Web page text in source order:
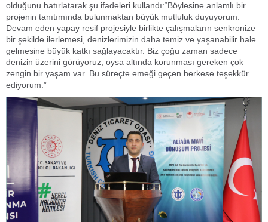
olduğunu hatırlatarak şu ifadeleri kullandı:“Böylesine anlamlı bir
projenin tanıtımında bulunmaktan büyük mutluluk duyuyorum.
Devam eden yapay resif projesiyle birlikte çalışmaların senkronize
bir şekilde ilerlemesi, denizlerimizin daha temiz ve yaşanabilir hale
gelmesine büyük katkı sağlayacaktır. Biz çoğu zaman sadece
denizin üzerini görüyoruz; oysa altında korunması gereken çok
zengin bir yaşam var. Bu süreçte emeği geçen herkese teşekkür
ediyorum.”